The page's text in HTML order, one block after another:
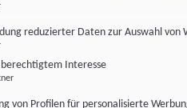
reduzierter Daten zur Auswahl von
Interesse
von Profilen für personalisierte